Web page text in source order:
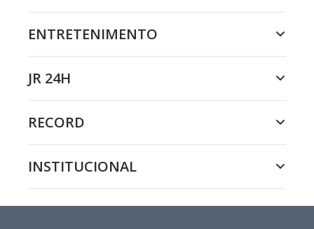
ENTRETENIMENTO
JR 24H
RECORD
INSTITUCIONAL